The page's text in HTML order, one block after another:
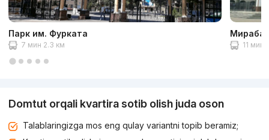
Парк им. Фурката
7 мин 2.3 км 11 мин
Domtut orqali kvartira sotib olish juda oson
Talablaringizga mos eng qulay variantni topib beramiz;